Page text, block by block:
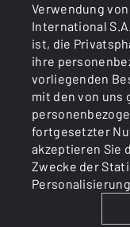
Verwendung
International
ist, die
ihre
vorliegenden
mit den von uns
fortgesetzter
akzeptieren Sie
Zwecke der
BROWNING